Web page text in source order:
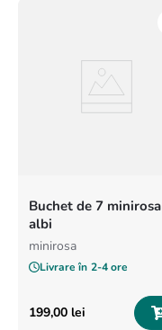
Buchet de 7 minirosa
albi
minirosa
Livrare în 2-4 ore
199,00 lei